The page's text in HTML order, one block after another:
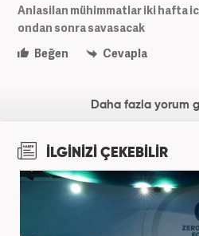
Anlasilan mühimmatlar iki hafta
ondan sonra savasacak
Beğen
Cevapla
Daha fazla yorum
İLGİNİZİ ÇEKEBİLİR